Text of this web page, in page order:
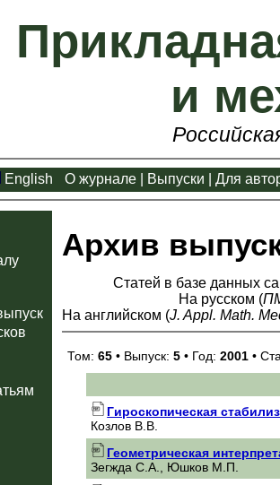
и
English О журнале Выпуски Для
Архив
Статей в базе данных
На русском (
На английском (J. Appl. Math.
Том:65 • Выпуск:5 • Год:2001 •
Гироскопическая
Козлов В.В.
Геометрическая
Зегжда С.А., Юшков М.П.